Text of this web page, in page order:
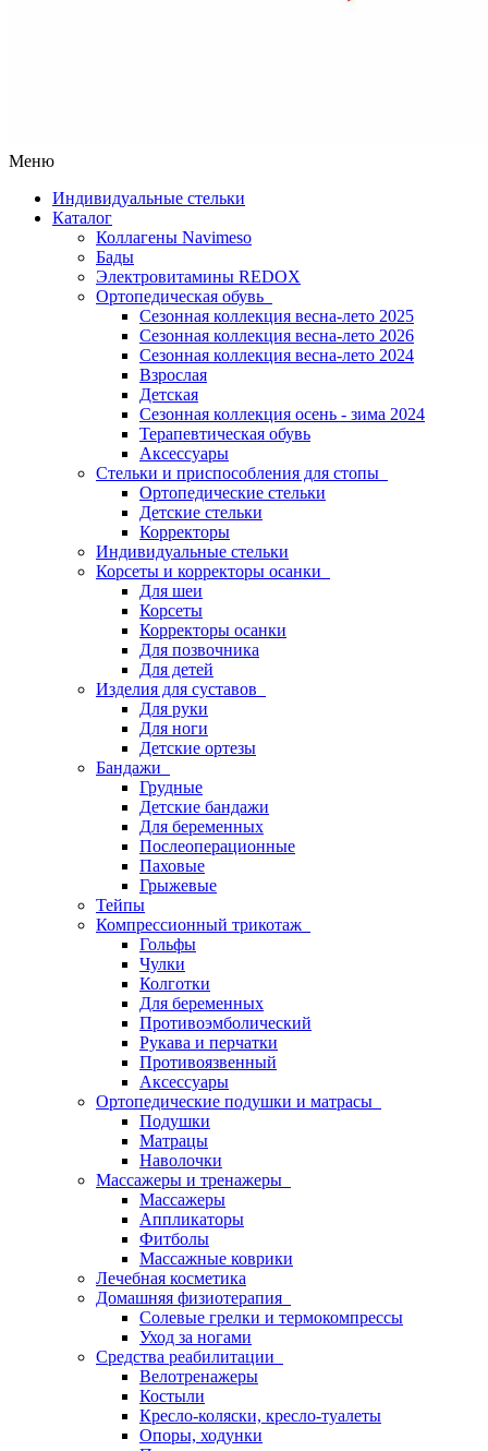
Меню
Индивидуальные стельки
Каталог
Коллагены Navimeso
Бады
Электровитамины REDOX
Ортопедическая обувь
Сезонная коллекция весна-лето 2025
Сезонная коллекция весна-лето 2026
Сезонная коллекция весна-лето 2024
Взрослая
Детская
Сезонная коллекция осень - зима 2024
Терапевтическая обувь
Аксессуары
Стельки и приспособления для стопы
Ортопедические стельки
Детские стельки
Корректоры
Индивидуальные стельки
Корсеты и корректоры осанки
Для шеи
Корсеты
Корректоры осанки
Для позвочника
Для детей
Изделия для суставов
Для руки
Для ноги
Детские ортезы
Бандажи
Грудные
Детские бандажи
Для беременных
Послеоперационные
Паховые
Грыжевые
Тейпы
Компрессионный трикотаж
Гольфы
Чулки
Колготки
Для беременных
Противоэмболический
Рукава и перчатки
Противоязвенный
Аксессуары
Ортопедические подушки и матрасы
Подушки
Матрацы
Наволочки
Массажеры и тренажеры
Массажеры
Аппликаторы
Фитболы
Массажные коврики
Лечебная косметика
Домашняя физиотерапия
Солевые грелки и термокомпрессы
Уход за ногами
Средства реабилитации
Велотренажеры
Костыли
Кресло-коляски, кресло-туалеты
Опоры, ходунки